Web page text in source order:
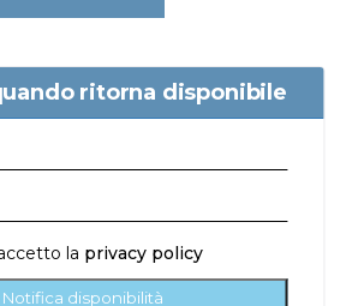
ritorna disponibile
la privacy policy
Notifica disponibilità